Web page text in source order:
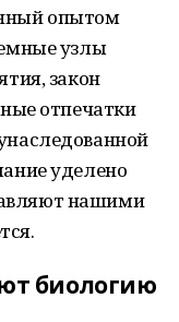
опытом
узлы
закон
отпечатки
уделено
нашими
биологию